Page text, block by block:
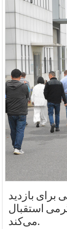
برای بازدید
استقبال
می‌کند.